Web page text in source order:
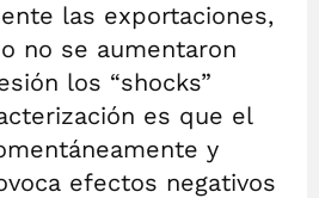
las exportaciones,
no se aumentaron
los “shocks”
es que el
y
efectos negativos